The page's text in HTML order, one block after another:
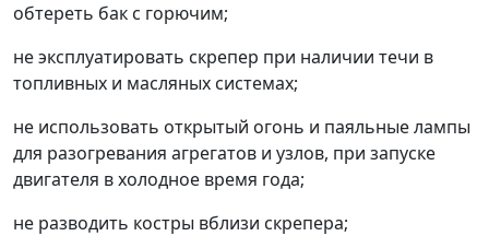
обтереть бак с горючим;
не эксплуатировать скрепер при наличии течи в
топливных и масляных системах;
не использовать открытый огонь и паяльные лампы
для разогревания агрегатов и узлов, при запуске
двигателя в холодное время года;
не разводить костры вблизи скрепера;